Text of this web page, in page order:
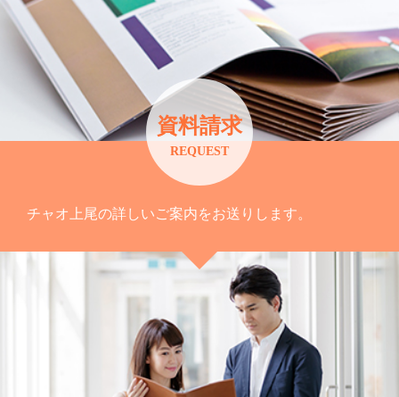
資料請求
REQUEST
チャオ上尾の詳しいご案内をお送りします。